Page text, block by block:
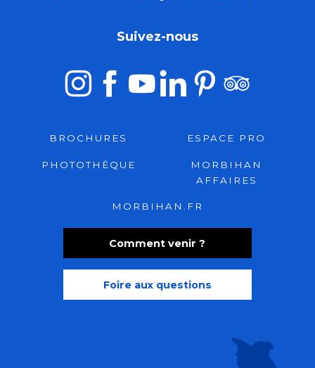
Comment venir ?
Foire aux questions
Suivez-nous
BROCHURES ESPACE PRO
PHOTOTHÈQUE
MORBIHAN
AFFAIRES
MORBIHAN.FR